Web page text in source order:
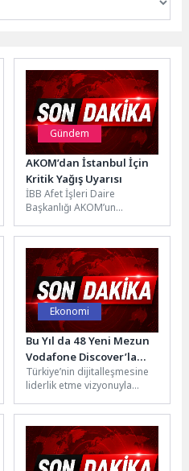
Gündem
AKOM’dan İstanbul İçin
Kritik Yağış Uyarısı
İBB Afet İşleri Daire
Başkanlığı AKOM’un
değerlendirmelerine göre,
Balkanlar üzerinden gelen
serin ve yağışlı...
Ekonomi
Bu Yıl da 48 Yeni Mezun
Vodafone Discover’la
Çalışma Hayatında
Türkiye’nin dijitalleşmesine
liderlik etme vizyonuyla
geleceğin teknolojilerine yön
verecek genç yetenekleri
bünyesine katmaya...